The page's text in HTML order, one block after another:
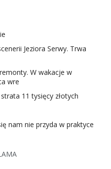
Jeziora Serwy. Trwa
W wakacje w
wre
11 tysięcy złotych
nam nie przyda w praktyce